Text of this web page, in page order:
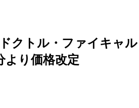
クトル・ファイキャル
より価格改定